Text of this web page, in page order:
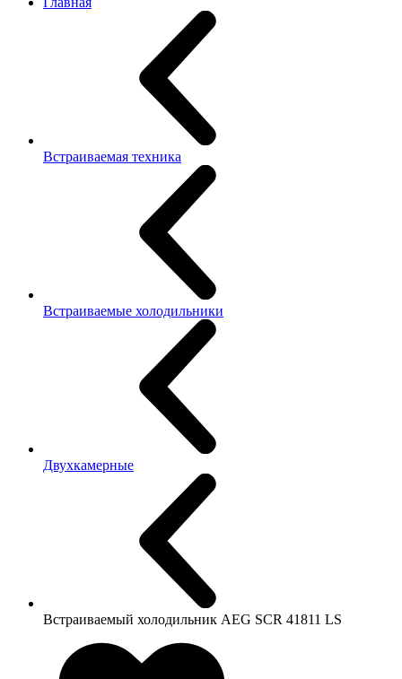
Встраиваемая техника
Встраиваемые холодильники
Двухкамерные
Встраиваемый холодильник AEG SCR 41811 LS